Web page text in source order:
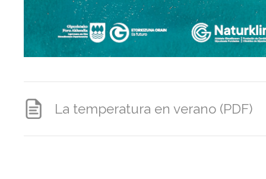
La temperatura en verano (PDF)